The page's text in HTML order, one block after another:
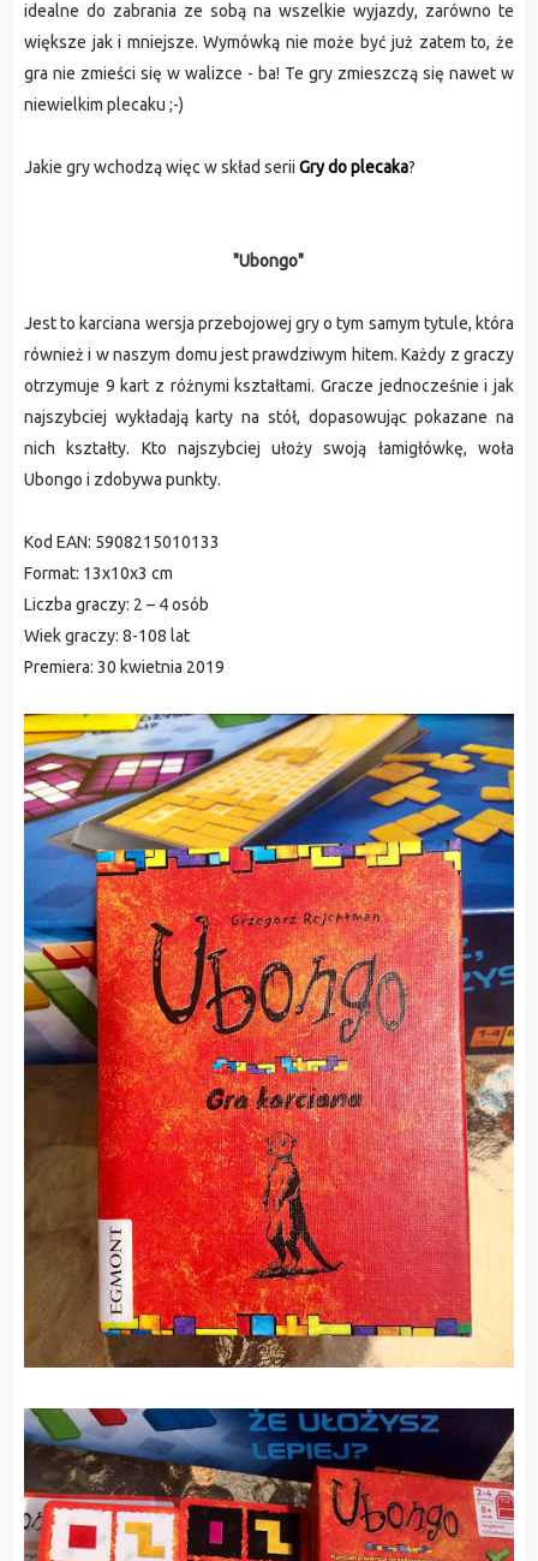
idealne do zabrania ze sobą na wszelkie wyjazdy, zarówno te
większe jak i mniejsze. Wymówką nie może być już zatem to, że
gra nie zmieści się w walizce - ba! Te gry zmieszczą się nawet w
niewielkim plecaku ;-)
Jakie gry wchodzą więc w skład serii Gry do plecaka?
"Ubongo"
Jest to karciana wersja przebojowej gry o tym samym tytule, która
również i w naszym domu jest prawdziwym hitem. Każdy z graczy
otrzymuje 9 kart z różnymi kształtami. Gracze jednocześnie i jak
najszybciej wykładają karty na stół, dopasowując pokazane na
nich kształty. Kto najszybciej ułoży swoją łamigłówkę, woła
Ubongo i zdobywa punkty.
Kod EAN: 5908215010133
Format: 13x10x3 cm
Liczba graczy: 2 – 4 osób
Wiek graczy: 8-108 lat
Premiera: 30 kwietnia 2019